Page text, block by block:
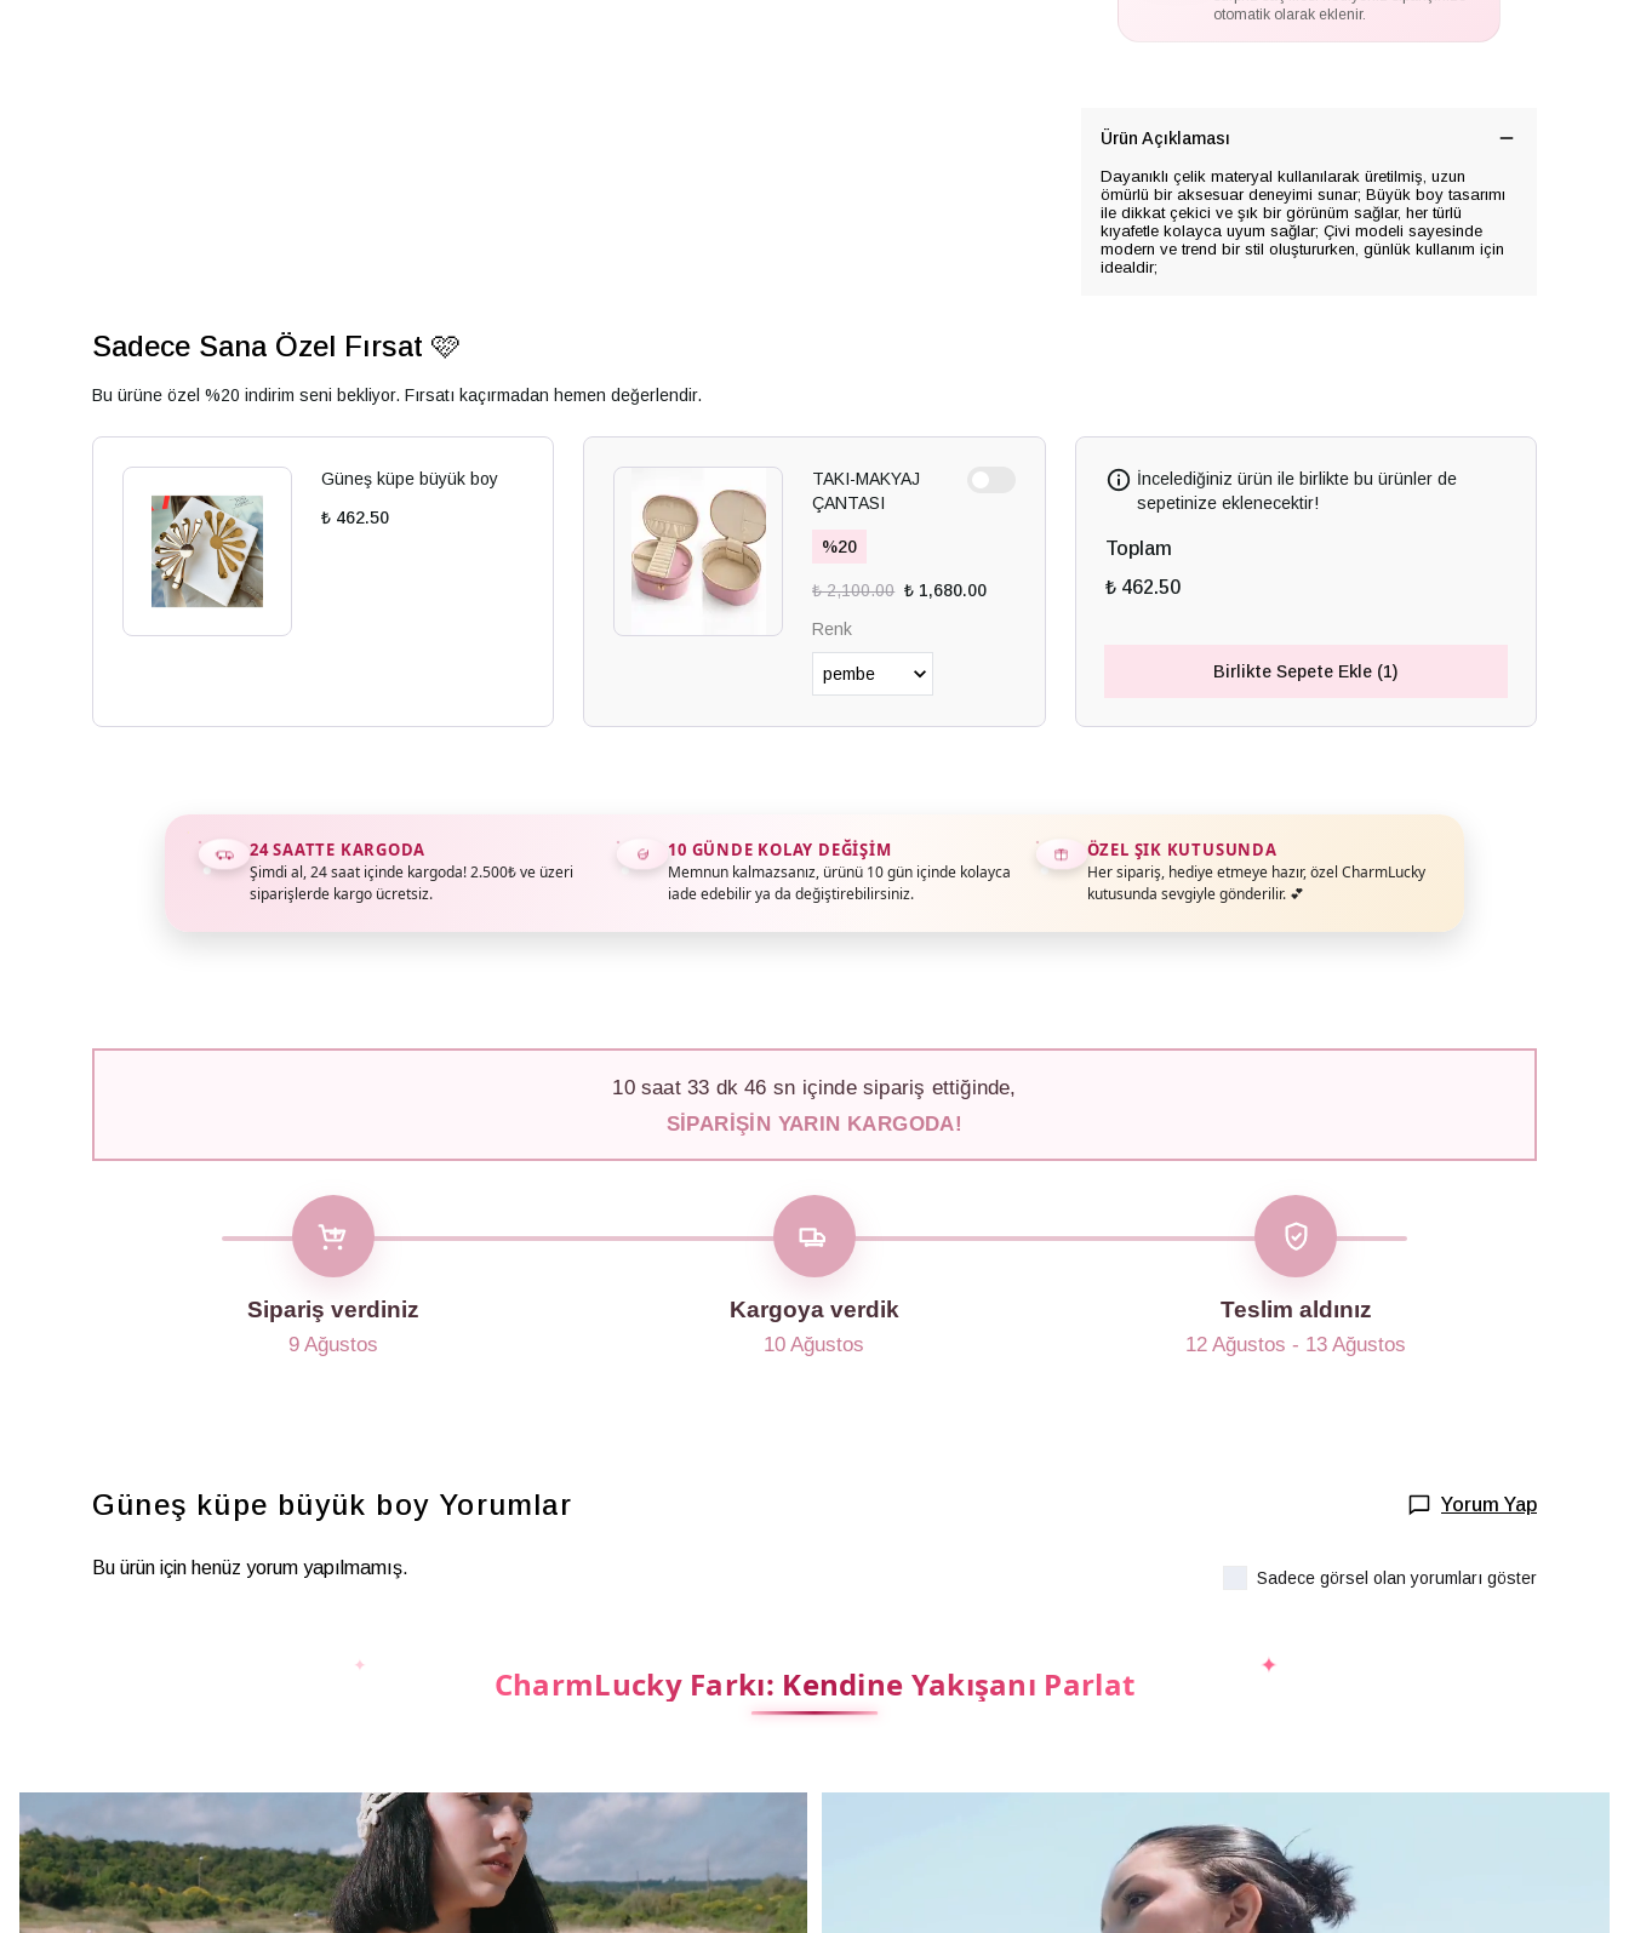
otomatik olarak eklenir.
Ürün Açıklaması
Dayanıklı çelik materyal kullanılarak üretilmiş, uzun
ömürlü bir aksesuar deneyimi sunar; Büyük boy tasarımı
ile dikkat çekici ve şık bir görünüm sağlar, her türlü
kıyafetle kolayca uyum sağlar; Çivi modeli sayesinde
modern ve trend bir stil oluştururken, günlük kullanım için
idealdir;
Sadece Sana Özel Fırsat 🩷
Bu ürüne özel %20 indirim seni bekliyor. Fırsatı kaçırmadan hemen değerlendir.
Güneş küpe büyük boy
₺ 462.50
TAKI-MAKYAJ
ÇANTASI
%20
₺ 2,100.00 ₺ 1,680.00
Renk
İncelediğiniz ürün ile birlikte bu ürünler de
sepetinize eklenecektir!
Toplam
₺ 462.50
Birlikte Sepete Ekle (1)
24 SAATTE KARGODA
Şimdi al, 24 saat içinde kargoda! 2.500₺ ve üzeri
siparişlerde kargo ücretsiz.
10 GÜNDE KOLAY DEĞIŞIM
Memnun kalmazsanız, ürünü 10 gün içinde kolayca
iade edebilir ya da değiştirebilirsiniz.
ÖZEL ŞIK KUTUSUNDA
Her sipariş, hediye etmeye hazır, özel CharmLucky
kutusunda sevgiyle gönderilir. 💕
10saat33 dk44 sn içinde sipariş ettiğinde,
SIPARIŞIN YARIN KARGODA!
Sipariş verdiniz
9 Ağustos
Kargoya verdik
10 Ağustos
Teslim aldınız
12 Ağustos - 13 Ağustos
Güneş küpe büyük boy Yorumlar Yorum Yap
Bu ürün için henüz yorum yapılmamış. Sadece görsel olan yorumları göster
CharmLucky Farkı: Kendine Yakışanı Parlat